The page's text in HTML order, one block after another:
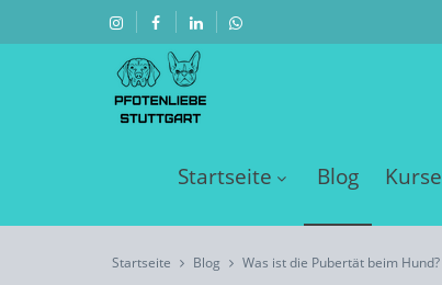
Startseite Blog Kurse
Startseite Blog Was ist die Pubertät beim Hund?